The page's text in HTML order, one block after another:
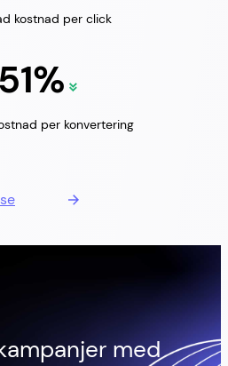
kostnad per click
per konvertering
med